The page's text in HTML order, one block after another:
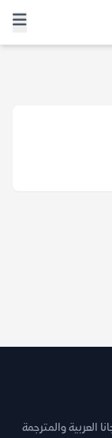
العربية والمترجمة